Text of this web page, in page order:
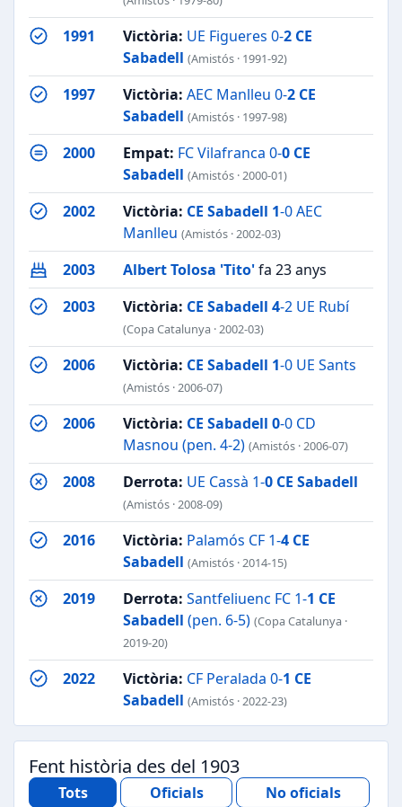
1991 Victòria: UE Figueres 0-2 CE
Sabadell (Amistós · 1991-92)
1997 Victòria: AEC Manlleu 0-2 CE
Sabadell (Amistós · 1997-98)
2000 Empat: FC Vilafranca 0-0 CE
Sabadell (Amistós · 2000-01)
2002 Victòria: CE Sabadell 1-0 AEC
Manlleu (Amistós · 2002-03)
2003 Albert Tolosa 'Tito'fa 23 anys
2003
Victòria: CE Sabadell 4-2 UE Rubí
(Copa Catalunya · 2002-03)
2006 Victòria: CE Sabadell 1-0 UE Sants
(Amistós · 2006-07)
2006 Victòria: CE Sabadell 0-0 CD
Masnou (pen. 4-2) (Amistós · 2006-07)
2008 Derrota: UE Cassà 1-0 CE Sabadell
(Amistós · 2008-09)
2016 Victòria: Palamós CF 1-4 CE
Sabadell (Amistós · 2014-15)
2019 Derrota: Santfeliuenc FC 1-1 CE
Sabadell (pen. 6-5) (Copa Catalunya ·
2019-20)
2022 Victòria: CF Peralada 0-1 CE
Sabadell (Amistós · 2022-23)
Fent història des del 1903
Tots Oficials No oficials